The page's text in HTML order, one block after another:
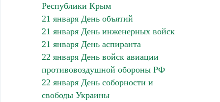
Республики Крым
21 января День объятий
21 января День инженерных войск
21 января День аспиранта
22 января День войск авиации
противовоздушной обороны РФ
22 января День соборности и
свободы Украины